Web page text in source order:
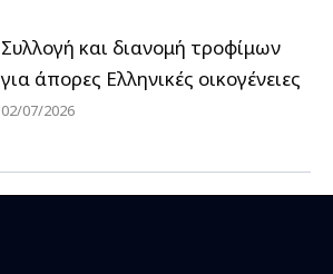
Συλλογή και διανομή τροφίμων
για άπορες Ελληνικές οικογένειες
02/07/2026